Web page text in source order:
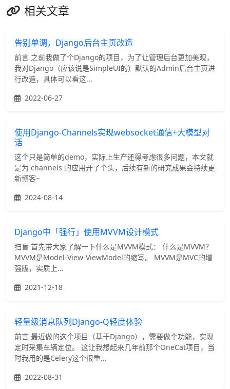
相关文章
告别单调，Django后台主页改造
前言 之前我做了个Django的项目，为了让管理后台更加美观，
我对Django（应该说是SimpleUI的）默认的Admin后台主页进
行改造，具体可以看这...
2022-06-27
使用Django-Channels实现websocket通信+大模型对
话
这个只是简单的demo，实际上生产还得考虑很多问题，本文就
是为 channels 的应用开了个头，后续有新的研究成果会持续更
新博客~
2024-08-14
Django中「强行」使用MVVM设计模式
扫盲 首先带大家了解一下什么是MVVM模式： 什么是MVVM？
MVVM是Model-View-ViewModel的缩写。 MVVM是MVC的增
强版，实质上...
2021-12-18
轻量级消息队列Django-Q轻度体验
前言 最近做的这个项目（基于Django），需要做个功能，实现
定时采集车辆定位。 这让我想起来几年前那个OneCat项目，当
时我用的是Celery这个很重...
2022-08-31